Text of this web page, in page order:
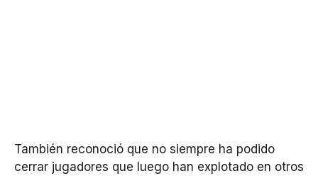
También reconoció que no siempre ha podido
cerrar jugadores que luego han explotado en otros